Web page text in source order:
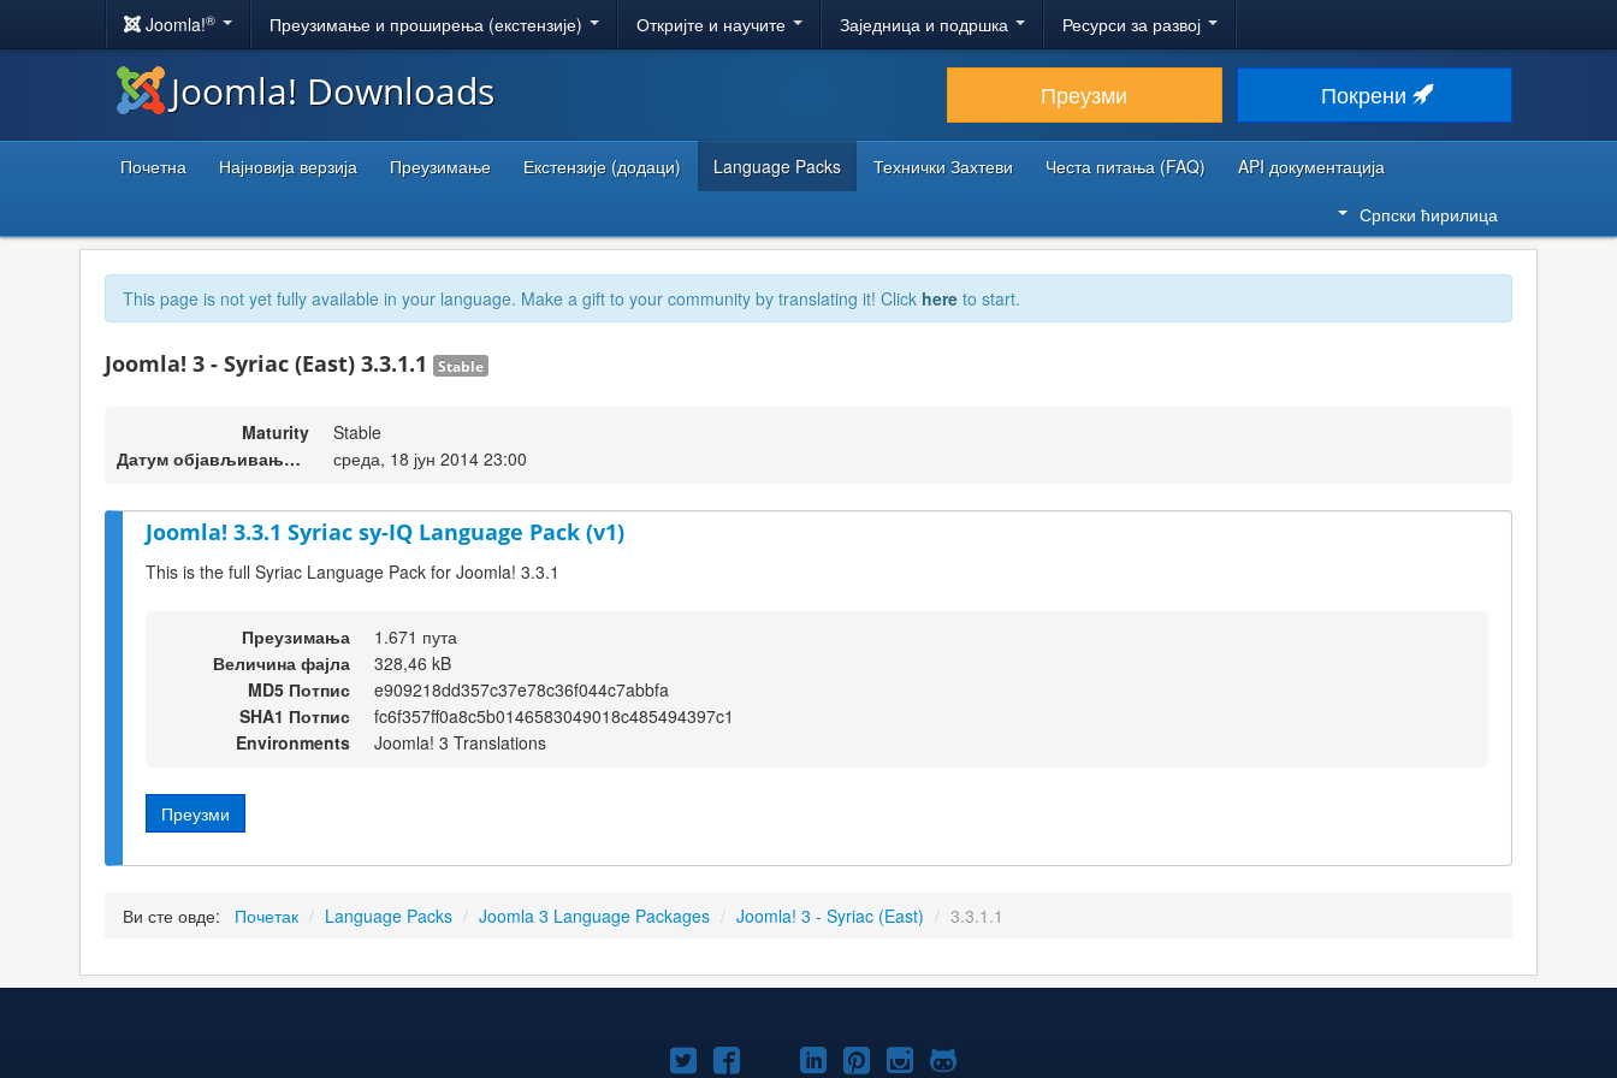
Joomla!® Преузимање и проширења (екстензије) Откријте и научите Заједница и подршка Ресурси за развој
Joomla! Downloads Преузми Покрени
Почетна Најновија верзија Преузимање Екстензије (додаци) Language Packs Технички Захтеви Честа питања (FAQ)
API документација
Српски ћирилица
This page is not yet fully available in your language. Make a gift to your community by translating it! Click here to start.
Joomla! 3 - Syriac (East) 3.3.1.1 Stable
Maturity
Stable
Датум објављивања верзије
среда, 18 јун 2014 23:00
Joomla! 3.3.1 Syriac sy-IQ Language Pack (v1)
This is the full Syriac Language Pack for Joomla! 3.3.1
Преузимања
1.671 пута
Величина фајла
328,46 kB
MD5 Потпис
e909218dd357c37e78c36f044c7abbfa
SHA1 Потпис
fc6f357ff0a8c5b0146583049018c485494397c1
Environments
Joomla! 3 Translations
Преузми
Ви сте овде: Почетак / Language Packs / Joomla 3 Language Packages / Joomla! 3 - Syriac (East) / 3.3.1.1
Joomla!Joomla!Joomla!
Joomla!Joomla!
Joomla!Joomla!